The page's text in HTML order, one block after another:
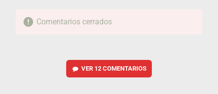
Comentarios cerrados
VER 12 COMENTARIOS